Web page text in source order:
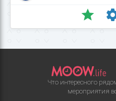
Что интересного
мероприятия